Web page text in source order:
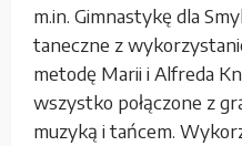
m.in. Gimnastykę dla
taneczne z
metodę Marii i Alfreda
wszystko połączone z
muzyką i tańcem.